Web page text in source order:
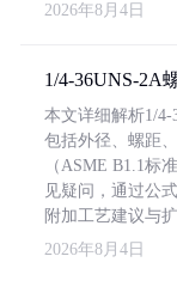
2026年8月4日
1/4-36UNS-2A
本文详细解析1/4-
包括外径、螺距
（ASME B1.1标
见疑问，通过公
附加工艺建议与扩
2026年8月4日